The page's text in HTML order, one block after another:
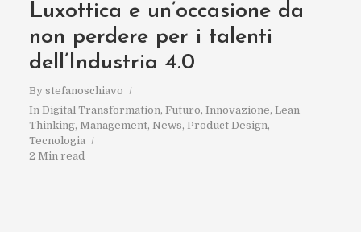
Luxottica e un’occasione da
non perdere per i talenti
dell’Industria 4.0
By stefanoschiavo
In Digital Transformation, Futuro, Innovazione, Lean
Thinking, Management, News, Product Design,
Tecnologia
2 Min read